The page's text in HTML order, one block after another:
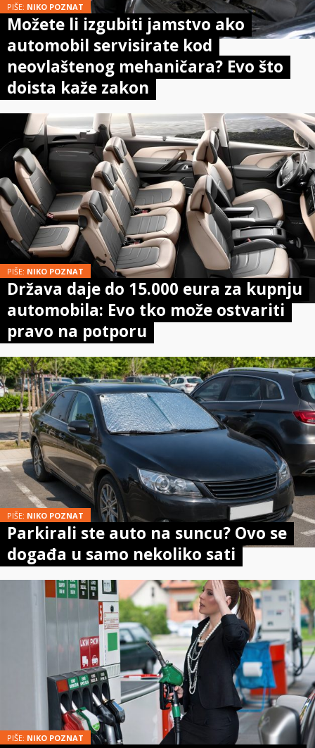
PIŠE: NIKO POZNAT
Možete li izgubiti jamstvo ako
automobil servisirate kod
neovlaštenog mehaničara? Evo što
doista kaže zakon
PIŠE: NIKO POZNAT
Država daje do 15.000 eura za kupnju
automobila: Evo tko može ostvariti
pravo na potporu
PIŠE: NIKO POZNAT
Parkirali ste auto na suncu? Ovo se
događa u samo nekoliko sati
PIŠE: NIKO POZNAT